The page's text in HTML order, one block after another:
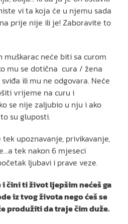
vi ta koja će u njemu sada
prije nije ili je! Zaboravite to
neće biti sa curom
mu se dotična cura / žena
ili mu ne odgovara. Neće
vrijeme na curu i
se nije zaljubio u nju i ako
su gluposti.
upoznavanje, privikavanje,
tek nakon 6 mjeseci
ljubavi i prave veze.
čini ti život ljepšim nećeš ga
iz tvog života nego ćeš se
produžiti da traje čim duže.